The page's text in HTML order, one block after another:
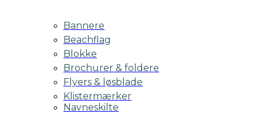
Bannere
Beachflag
Blokke
Brochurer & foldere
Flyers & løsblade
Klistermærker
Navneskilte